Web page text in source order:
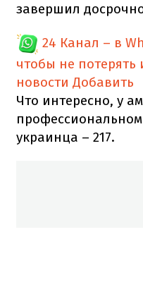
завершил
24 Канал – в
чтобы не
новости Добавить
Что интересно, у
профессиональном
украинца – 217.